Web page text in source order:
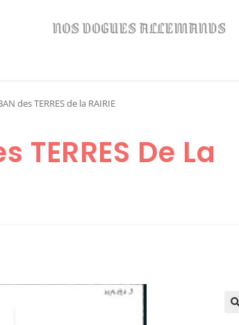
NOS DOGUES ALLEMANDS
des TERRES de la RAIRIE
TERRES De La